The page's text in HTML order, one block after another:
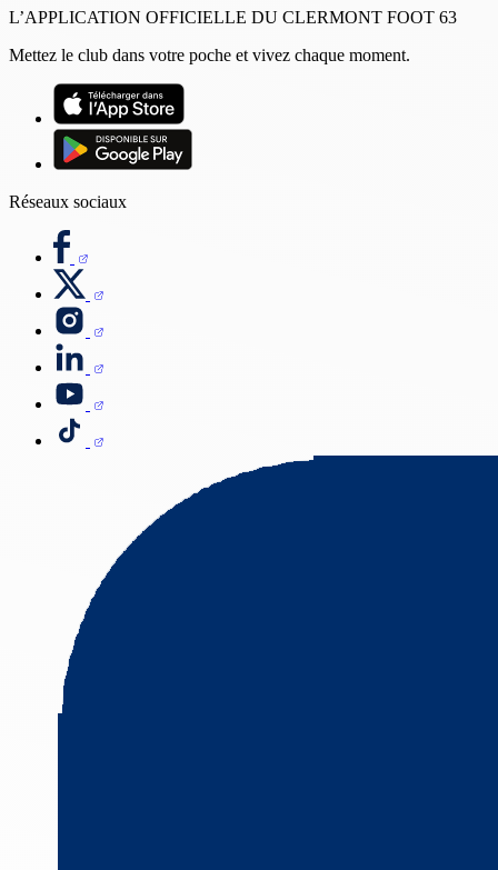
L’APPLICATION OFFICIELLE DU CLERMONT FOOT 63
Mettez le club dans votre poche et vivez chaque moment.
Réseaux sociaux